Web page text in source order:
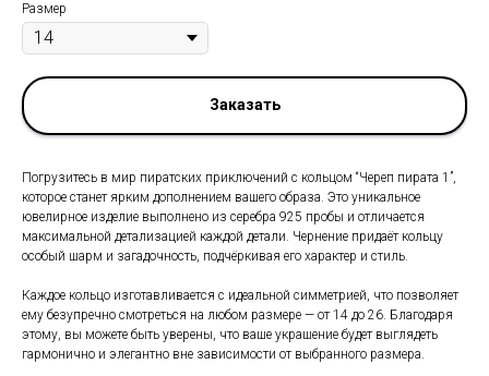
Размер
Заказать
Погрузитесь в мир пиратских приключений с кольцом “Череп пирата 1”,
которое станет ярким дополнением вашего образа. Это уникальное
ювелирное изделие выполнено из серебра 925 пробы и отличается
максимальной детализацией каждой детали. Чернение придаёт кольцу
особый шарм и загадочность, подчёркивая его характер и стиль.
Каждое кольцо изготавливается с идеальной симметрией, что позволяет
ему безупречно смотреться на любом размере — от 14 до 26. Благодаря
этому, вы можете быть уверены, что ваше украшение будет выглядеть
гармонично и элегантно вне зависимости от выбранного размера.